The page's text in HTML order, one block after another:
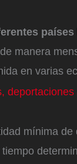
manera
en varias
mínima